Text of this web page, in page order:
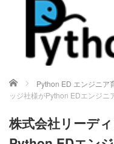
ホーム Python ED エンジニア
ッジ社様がPython EDエンジニ
株式会社リーデ